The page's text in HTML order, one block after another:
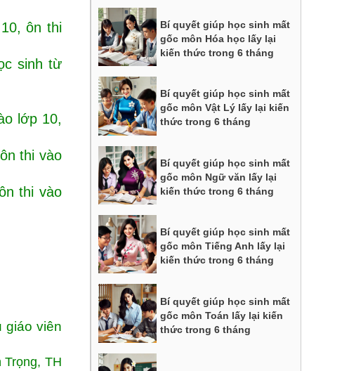
ôn thi
sinh từ
lớp 10,
thi vào
thi vào
giáo viên
TH
Bí quyết giúp học sinh mất
gốc môn Hóa học lấy lại
kiến thức trong 6 tháng
Bí quyết giúp học sinh mất
gốc môn Vật Lý lấy lại kiến
thức trong 6 tháng
Bí quyết giúp học sinh mất
gốc môn Ngữ văn lấy lại
kiến thức trong 6 tháng
Bí quyết giúp học sinh mất
gốc môn Tiếng Anh lấy lại
kiến thức trong 6 tháng
Bí quyết giúp học sinh mất
gốc môn Toán lấy lại kiến
thức trong 6 tháng